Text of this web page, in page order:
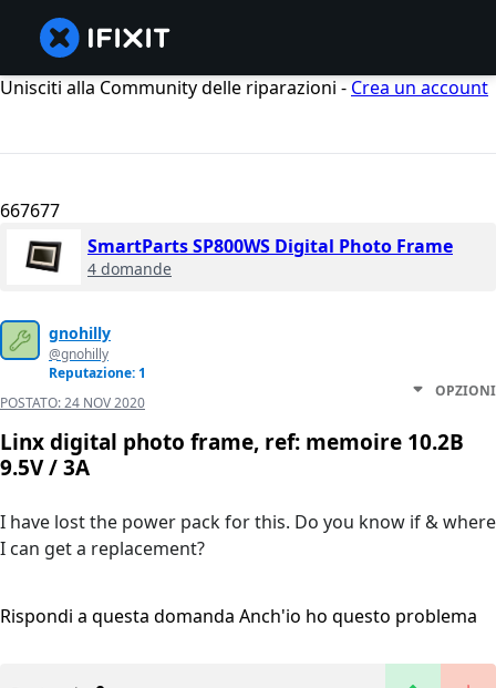
Unisciti alla Community delle riparazioni - Crea un account
667677
SmartParts SP800WS Digital Photo Frame
4 domande
gnohilly
@gnohilly
Reputazione: 1
POSTATO:24 NOV 2020
OPZIONI
Linx digital photo frame, ref: memoire 10.2B
9.5V / 3A
I have lost the power pack for this. Do you know if & where
I can get a replacement?
Rispondi a questa domanda Anch'io ho questo problema